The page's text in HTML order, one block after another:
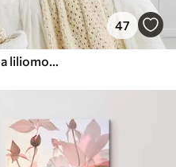
47
Finom fehér virágok, beleértve a liliomot, rózsát és más virágokat puha, bársonyos szirmokkal